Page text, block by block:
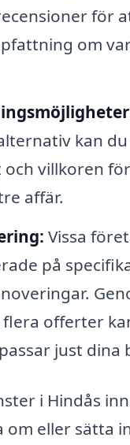
för
om
kan
och villkoren
affär.
Vissa
på
offerter
just dina
i Hindås
om eller sätta